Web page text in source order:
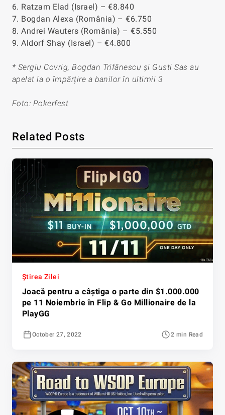
6. Ratzam Elad (Israel) – €8.840
7. Bogdan Alexa (România) – €6.750
8. Andrei Wauters (România) – €5.550
9. Aldorf Shay (Israel) – €4.800
* Sergiu Covrig, Bogdan Trifănescu și Gusti Sas au
apelat la o împărțire a banilor în ultimii 3
Foto: Pokerfest
Related Posts
Știrea Zilei
Joacă pentru a câștiga o parte din $1.000.000
pe 11 Noiembrie în Flip & Go Millionaire de la
PlayGG
October 27, 2022 2 min Read